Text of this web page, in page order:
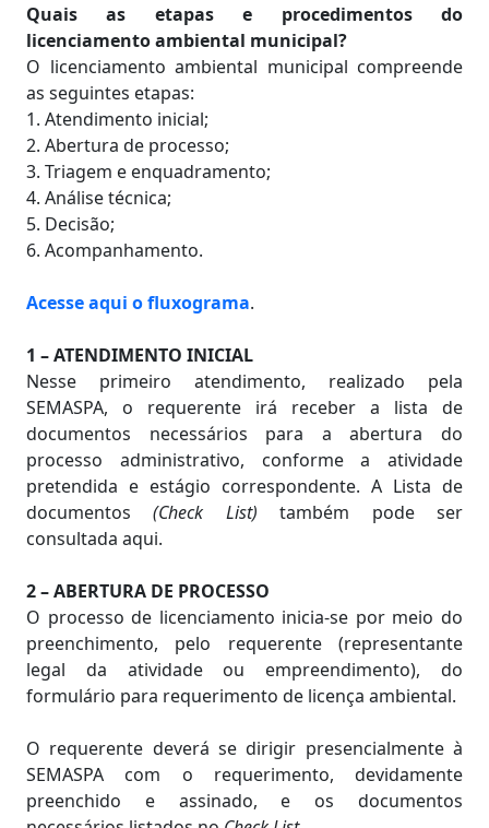
Quais as etapas e procedimentos do
licenciamento ambiental municipal?
O licenciamento ambiental municipal compreende
as seguintes etapas:
1. Atendimento inicial;
2. Abertura de processo;
3. Triagem e enquadramento;
4. Análise técnica;
5. Decisão;
6. Acompanhamento.
Acesse aqui o fluxograma.
1 – ATENDIMENTO INICIAL
Nesse primeiro atendimento, realizado pela
SEMASPA, o requerente irá receber a lista de
documentos necessários para a abertura do
processo administrativo, conforme a atividade
pretendida e estágio correspondente. A Lista de
documentos(Check List) também pode ser
consultada aqui.
2 – ABERTURA DE PROCESSO
O processo de licenciamento inicia-se por meio do
preenchimento, pelo requerente (representante
legal da atividade ou empreendimento), do
formulário para requerimento de licença ambiental.
O requerente deverá se dirigir presencialmente à
SEMASPA com o requerimento, devidamente
preenchido e assinado, e os documentos